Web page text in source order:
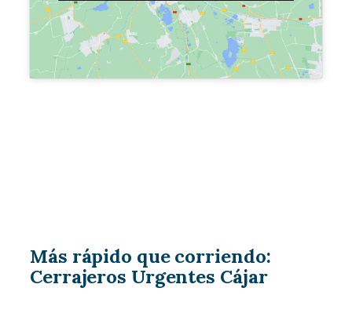
Más rápido que corriendo:
Cerrajeros Urgentes Cájar